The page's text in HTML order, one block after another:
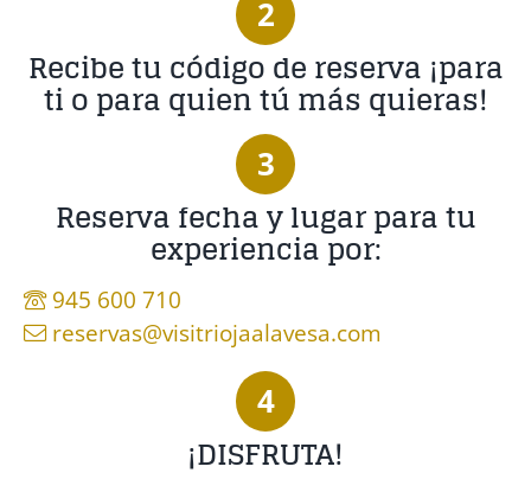
2
Recibe tu código de reserva ¡para
ti o para quien tú más quieras!
3
Reserva fecha y lugar para tu
experiencia por:
945 600 710
reservas@visitriojaalavesa.com
4
¡DISFRUTA!